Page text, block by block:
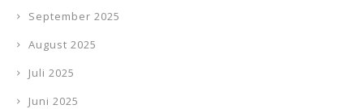
September 2025
August 2025
Juli 2025
Juni 2025